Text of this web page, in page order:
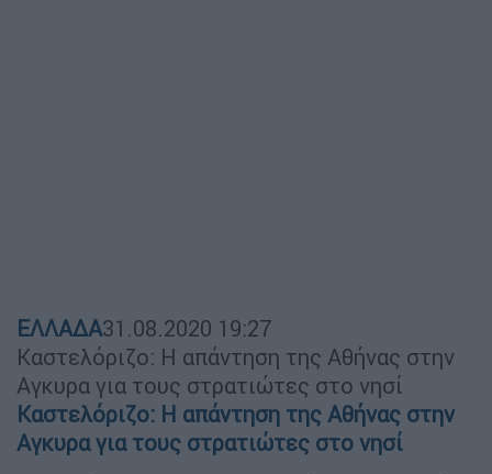
ΕΛΛΑΔΑ31.08.2020 19:27
Καστελόριζο: Η απάντηση της Αθήνας στην
Αγκυρα για τους στρατιώτες στο νησί
Καστελόριζο: Η απάντηση της Αθήνας στην
Αγκυρα για τους στρατιώτες στο νησί